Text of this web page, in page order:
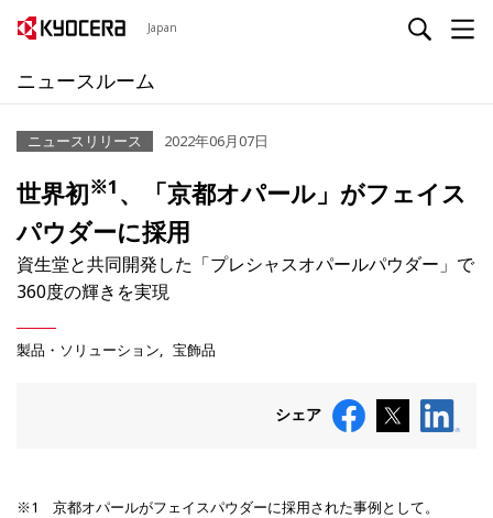
Japan
ニュースルーム
ニュースリリース 2022年06月07日
世界初※1 、「京都オパール」がフェイス
パウダーに採用
資生堂と共同開発した「プレシャスオパールパウダー」で
360度の輝きを実現
製品・ソリューション 宝飾品
シェア
※1 京都オパールがフェイスパウダーに採用された事例として。